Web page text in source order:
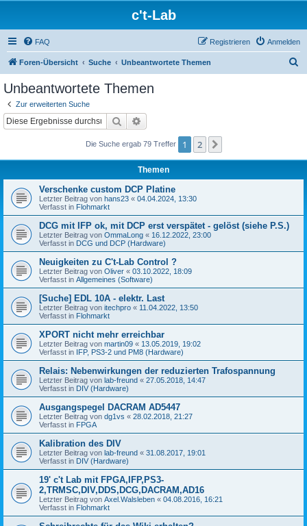
c't-Lab
FAQ Anmelden
Registrieren
Foren-Übersicht Suche Unbeantwortete Themen
Unbeantwortete Themen
Zur erweiterten Suche
Suche
Die Suche ergab 79 Treffer 1 2
Themen
Verschenke custom DCP Platine
Letzter Beitrag von hans23 « 04.04.2024, 13:30
Verfasst in Flohmarkt
DCG mit IFP ok, mit DCP erst verspätet - gelöst (siehe P.S.)
Letzter Beitrag von OmmaLong « 16.12.2022, 23:00
Verfasst in DCG und DCP (Hardware)
Neuigkeiten zu C't-Lab Control ?
Letzter Beitrag von Oliver « 03.10.2022, 18:09
Verfasst in Allgemeines (Software)
[Suche] EDL 10A - elektr. Last
Letzter Beitrag von itechpro « 11.04.2022, 13:50
Verfasst in Flohmarkt
XPORT nicht mehr erreichbar
Letzter Beitrag von martin09 « 13.05.2019, 19:02
Verfasst in IFP, PS3-2 und PM8 (Hardware)
Relais: Nebenwirkungen der reduzierten Trafospannung
Letzter Beitrag von lab-freund « 27.05.2018, 14:47
Verfasst in DIV (Hardware)
Ausgangspegel DACRAM AD5447
Letzter Beitrag von dg1vs « 28.02.2018, 21:27
Verfasst in FPGA
Kalibration des DIV
Letzter Beitrag von lab-freund « 31.08.2017, 19:01
Verfasst in DIV (Hardware)
19' c't Lab mit FPGA,IFP,PS3-
2,TRMSC,DIV,DDS,DCG,DACRAM,AD16
Letzter Beitrag von Axel.Walsleben « 04.08.2016, 16:21
Verfasst in Flohmarkt